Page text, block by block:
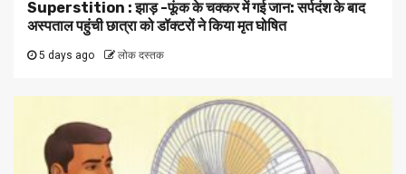
Superstition : झाड़ -फूंक के चक्कर में गई जान: सर्पदंश के बाद
अस्पताल पहुंची छात्रा को डॉक्टरों ने किया मृत घोषित
5 days ago लोक दस्तक